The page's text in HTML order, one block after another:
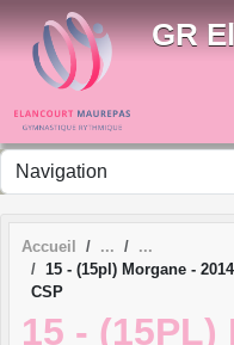
GR
Accueil
15 - (15pl) Morgane -
CSP
15 - (15PL)
Panneau de gestion des